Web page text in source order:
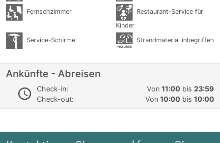
Fernsehzimmer
Restaurant-Service für
Kinder
Service-Schirme Strandmaterial inbegriffen
Ankünfte - Abreisen
Check-in: Von 11:00 bis 23:59
Check-out:
Von 10:00 bis 10:00